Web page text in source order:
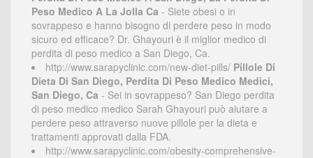
Peso Medico A La Jolla Ca - Siete obesi o in
sovrappeso e hanno bisogno di perdere peso in modo
sicuro ed efficace? Dr. Ghayouri è il miglior medico di
perdita di peso medico a San Diego, Ca.
http://www.sarapyclinic.com/new-diet-pills/ Pillole Di
Dieta Di San Diego, Perdita Di Peso Medico Medici,
San Diego, Ca - Sei in sovrappeso? San Diego perdita
di peso medico medico Sarah Ghayouri può aiutare a
perdere peso attraverso nuove pillole per la dieta e
trattamenti approvati dalla FDA.
http://www.sarapyclinic.com/obesity-comprehensive-